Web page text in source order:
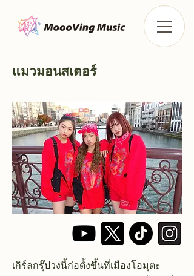
เกิร์ลกรุ๊ปวงนี้ก่อตั้งขึ้นที่เมืองโอมุตะ
แมวมอนสเตอร์